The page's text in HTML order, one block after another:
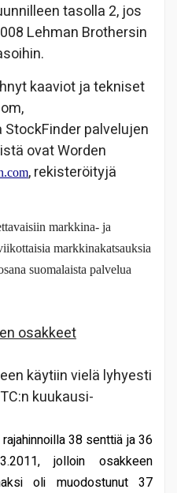
tasolla 2, jos
Lehman Brothersin
kaaviot ja tekniset
palvelujen
ovat Worden
, rekisteröityjä
markkina- ja
markkinakatsauksia
suomalaista palvelua
osakkeet
käytiin vielä lyhyesti
kuukausi-
38 senttiä ja 36
jolloin osakkeen
oli muodostunut 37